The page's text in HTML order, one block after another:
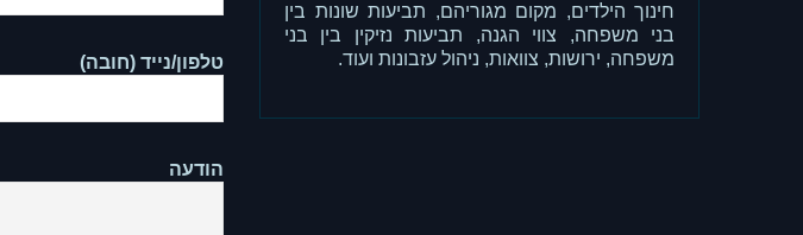
חינוך הילדים, מקום מגוריהם, תביעות שונות בין
בני משפחה, צווי הגנה, תביעות נזיקין בין בני
משפחה, ירושות, צוואות, ניהול עזבונות ועוד.
טלפון/נייד (חובה)
הודעה